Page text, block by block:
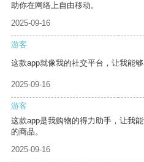
助你在网络上自由移动。
2025-09-16
游客
这款app就像我的社交平台，让我能
2025-09-16
游客
这款app是我购物的得力助手，让我
的商品。
2025-09-16